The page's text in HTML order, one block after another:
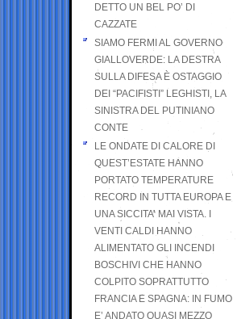
DETTO UN BEL PO’ DI
CAZZATE
SIAMO FERMI AL GOVERNO
GIALLOVERDE: LA DESTRA
SULLA DIFESA È OSTAGGIO
DEI “PACIFISTI” LEGHISTI, LA
SINISTRA DEL PUTINIANO
CONTE
LE ONDATE DI CALORE DI
QUEST’ESTATE HANNO
PORTATO TEMPERATURE
RECORD IN TUTTA EUROPA E
UNA SICCITA’ MAI VISTA. I
VENTI CALDI HANNO
ALIMENTATO GLI INCENDI
BOSCHIVI CHE HANNO
COLPITO SOPRATTUTTO
FRANCIA E SPAGNA: IN FUMO
E’ ANDATO QUASI MEZZO